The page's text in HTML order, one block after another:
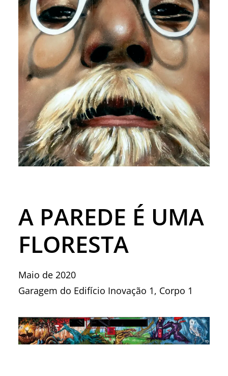
A PAREDE É UMA
FLORESTA
Maio de 2020
Garagem do Edifício Inovação 1, Corpo 1